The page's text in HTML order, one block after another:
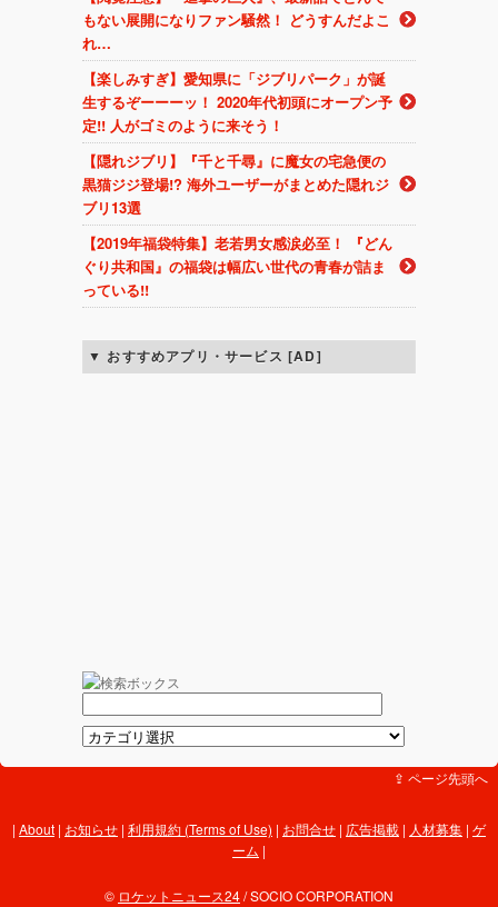
もない展開になりファン騒然！ どうすんだよこ
れ…
【楽しみすぎ】愛知県に「ジブリパーク」が誕
生するぞーーーッ！ 2020年代初頭にオープン予
定!! 人がゴミのように来そう！
【隠れジブリ】『千と千尋』に魔女の宅急便の
黒猫ジジ登場!? 海外ユーザーがまとめた隠れジ
ブリ13選
【2019年福袋特集】老若男女感涙必至！ 『どん
ぐり共和国』の福袋は幅広い世代の青春が詰ま
っている!!
おすすめアプリ・サービス [AD]
⇪ ページ先頭へ
About | お知らせ | 利用規約 (Terms of Use) | お問合せ | 広告掲載 | 人材募集 | ゲ
ーム |
© ロケットニュース24/ SOCIO CORPORATION